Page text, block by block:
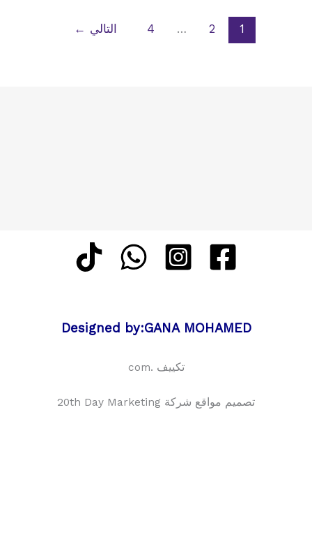
1
2
…
4 التالي ←
Designed by:GANA MOHAMED
تكييف .com
تصميم مواقع شركة 20th Day Marketing